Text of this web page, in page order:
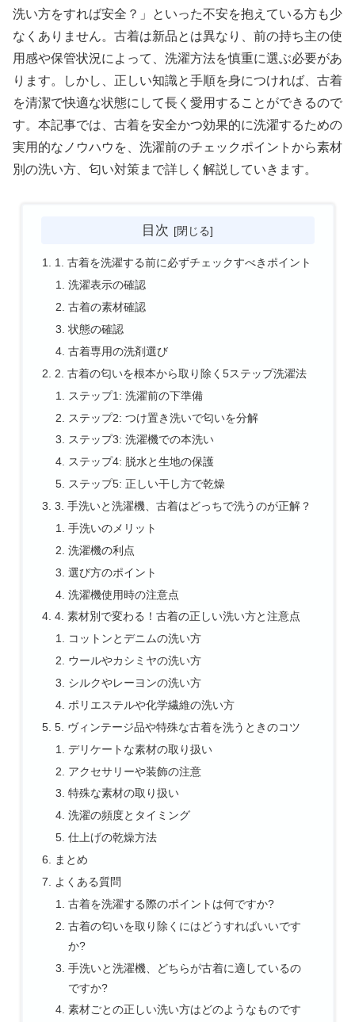
洗い方をすれば安全？」といった不安を抱えている方も少
なくありません。古着は新品とは異なり、前の持ち主の使
用感や保管状況によって、洗濯方法を慎重に選ぶ必要があ
ります。しかし、正しい知識と手順を身につければ、古着
を清潔で快適な状態にして長く愛用することができるので
す。本記事では、古着を安全かつ効果的に洗濯するための
実用的なノウハウを、洗濯前のチェックポイントから素材
別の洗い方、匂い対策まで詳しく解説していきます。
目次
1. 古着を洗濯する前に必ずチェックすべきポイント
洗濯表示の確認
古着の素材確認
状態の確認
古着専用の洗剤選び
2. 古着の匂いを根本から取り除く5ステップ洗濯法
ステップ1: 洗濯前の下準備
ステップ2: つけ置き洗いで匂いを分解
ステップ3: 洗濯機での本洗い
ステップ4: 脱水と生地の保護
ステップ5: 正しい干し方で乾燥
3. 手洗いと洗濯機、古着はどっちで洗うのが正解？
手洗いのメリット
洗濯機の利点
選び方のポイント
洗濯機使用時の注意点
4. 素材別で変わる！古着の正しい洗い方と注意点
コットンとデニムの洗い方
ウールやカシミヤの洗い方
シルクやレーヨンの洗い方
ポリエステルや化学繊維の洗い方
5. ヴィンテージ品や特殊な古着を洗うときのコツ
デリケートな素材の取り扱い
アクセサリーや装飾の注意
特殊な素材の取り扱い
洗濯の頻度とタイミング
仕上げの乾燥方法
まとめ
よくある質問
古着を洗濯する際のポイントは何ですか?
古着の匂いを取り除くにはどうすればいいです
か?
手洗いと洗濯機、どちらが古着に適しているの
ですか?
素材ごとの正しい洗い方はどのようなものです